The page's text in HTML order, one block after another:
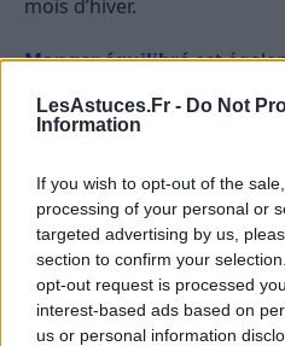
LesAstuces.Fr - Do Not
Information
If you wish to opt-out of the
processing of your personal or
targeted advertising by us,
section to confirm your
opt-out request is processed
interest-based ads based on
us or personal information
mois d’hiver.
Manger équilibréest
les carences en vitamines
fissures.
Enfin, maintenez une
brossant les dents
dentaire.
Le dernier mot sur
coin des lèvres